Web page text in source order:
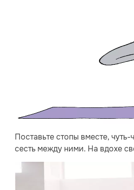
Поставьте стопы вместе,
сесть между ними. На вдохе